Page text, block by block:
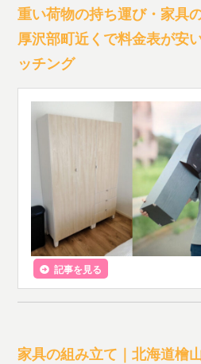
重い荷物の持ち運び・家具
厚沢部町近くで料金表が安
ッチング
記事を見る
家具の組み立て｜北海道檜